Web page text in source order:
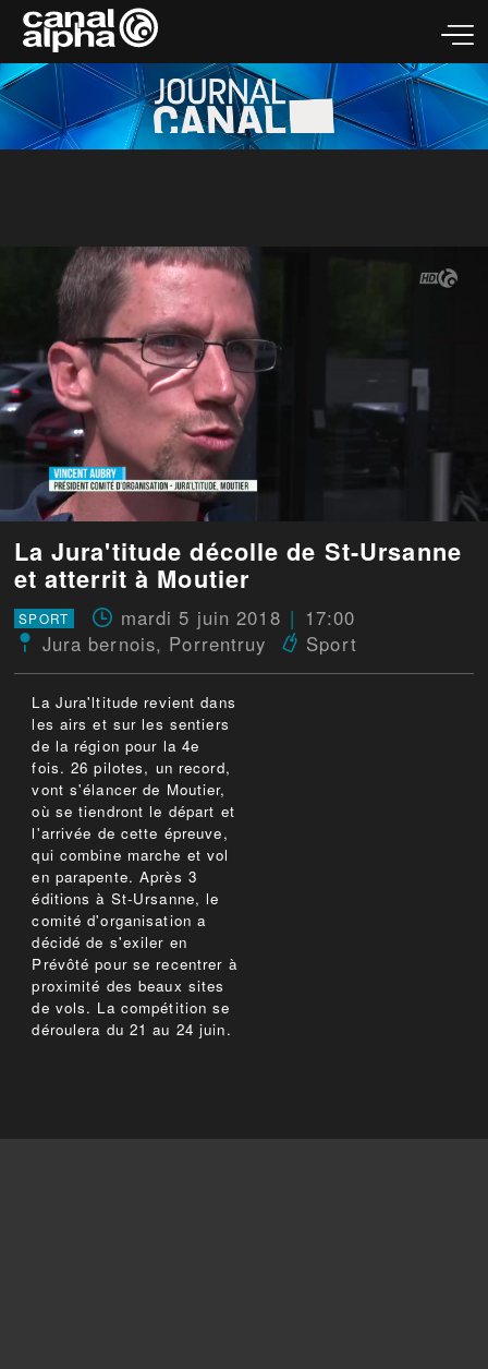
La Jura'titude décolle de St-Ursanne
et atterrit à Moutier
SPORT mardi 5 juin 2018
17:00
Jura bernois, Porrentruy Sport
La Jura'ltitude revient dans
les airs et sur les sentiers
de la région pour la 4e
fois. 26 pilotes, un record,
vont s'élancer de Moutier,
où se tiendront le départ et
l'arrivée de cette épreuve,
qui combine marche et vol
en parapente. Après 3
éditions à St-Ursanne, le
comité d'organisation a
décidé de s'exiler en
Prévôté pour se recentrer à
proximité des beaux sites
de vols. La compétition se
déroulera du 21 au 24 juin.